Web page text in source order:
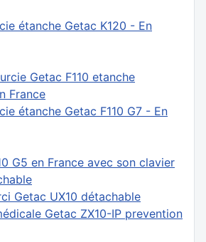
étanche Getac K120 - En
étanche Getac F110 G7 - En
Getac UX10 détachable